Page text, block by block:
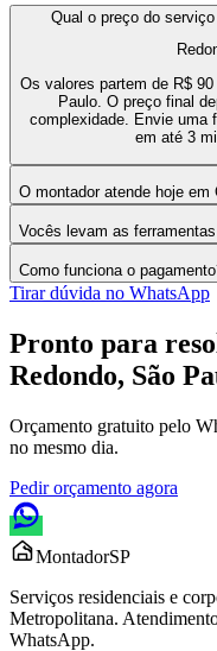
Qual o preço do
Os valores partem de R$
Paulo. O preço final
complexidade. Envie uma
em até 3
O montador atende hoje em
Vocês levam as
Como funciona o
Tirar dúvida no WhatsApp
Pronto para
Redondo, São
Orçamento gratuito pelo
no mesmo dia.
Pedir orçamento agora
MontadorSP
Serviços residenciais e
Metropolitana.
WhatsApp.